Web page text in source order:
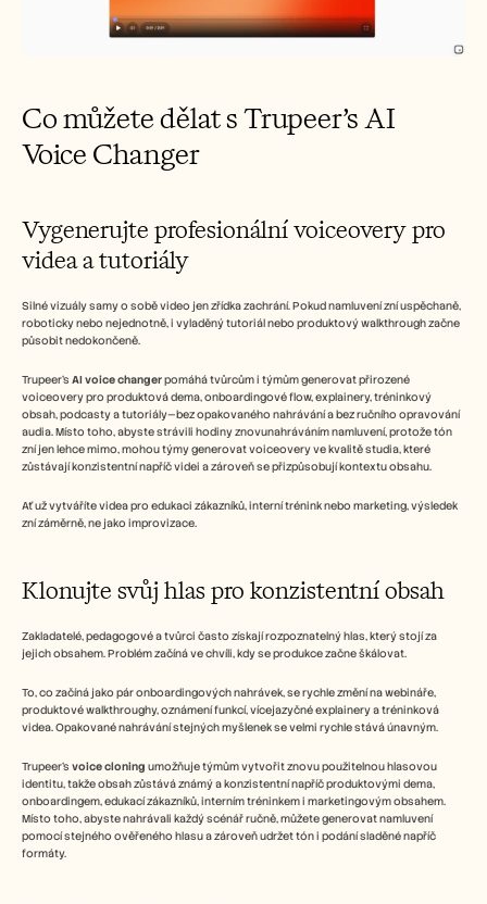
Co můžete dělat s Trupeer’s AI
Voice Changer
Vygenerujte profesionální voiceovery pro
videa a tutoriály
Silné vizuály samy o sobě video jen zřídka zachrání. Pokud namluvení zní uspěchaně,
roboticky nebo nejednotně, i vyladěný tutoriál nebo produktový walkthrough začne
působit nedokončeně.
Trupeer’s AI voice changer pomáhá tvůrcům i týmům generovat přirozené
voiceovery pro produktová dema, onboardingové flow, explainery, tréninkový
obsah, podcasty a tutoriály—bez opakovaného nahrávání a bez ručního opravování
audia. Místo toho, abyste strávili hodiny znovunahráváním namluvení, protože tón
zní jen lehce mimo, mohou týmy generovat voiceovery ve kvalitě studia, které
zůstávají konzistentní napříč videi a zároveň se přizpůsobují kontextu obsahu.
Ať už vytváříte videa pro edukaci zákazníků, interní trénink nebo marketing, výsledek
zní záměrně, ne jako improvizace.
Klonujte svůj hlas pro konzistentní obsah
Zakladatelé, pedagogové a tvůrci často získají rozpoznatelný hlas, který stojí za
jejich obsahem. Problém začíná ve chvíli, kdy se produkce začne škálovat.
To, co začíná jako pár onboardingových nahrávek, se rychle změní na webináře,
produktové walkthroughy, oznámení funkcí, vícejazyčné explainery a tréninková
videa. Opakované nahrávání stejných myšlenek se velmi rychle stává únavným.
Trupeer’s voice cloning umožňuje týmům vytvořit znovu použitelnou hlasovou
identitu, takže obsah zůstává známý a konzistentní napříč produktovými dema,
onboardingem, edukací zákazníků, interním tréninkem i marketingovým obsahem.
Místo toho, abyste nahrávali každý scénář ručně, můžete generovat namluvení
pomocí stejného ověřeného hlasu a zároveň udržet tón i podání sladěné napříč
formáty.